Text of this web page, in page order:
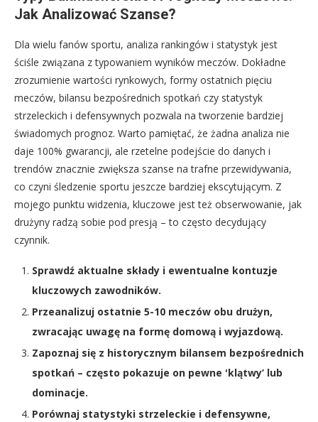
Jak Analizować Szanse?
Dla wielu fanów sportu, analiza rankingów i statystyk jest
ściśle związana z typowaniem wyników meczów. Dokładne
zrozumienie wartości rynkowych, formy ostatnich pięciu
meczów, bilansu bezpośrednich spotkań czy statystyk
strzeleckich i defensywnych pozwala na tworzenie bardziej
świadomych prognoz. Warto pamiętać, że żadna analiza nie
daje 100% gwarancji, ale rzetelne podejście do danych i
trendów znacznie zwiększa szanse na trafne przewidywania,
co czyni śledzenie sportu jeszcze bardziej ekscytującym. Z
mojego punktu widzenia, kluczowe jest też obserwowanie, jak
drużyny radzą sobie pod presją – to często decydujący
czynnik.
Sprawdź aktualne składy i ewentualne kontuzje
kluczowych zawodników.
Przeanalizuj ostatnie 5-10 meczów obu drużyn,
zwracając uwagę na formę domową i wyjazdową.
Zapoznaj się z historycznym bilansem bezpośrednich
spotkań – często pokazuje on pewne 'klątwy’ lub
dominacje.
Porównaj statystyki strzeleckie i defensywne,